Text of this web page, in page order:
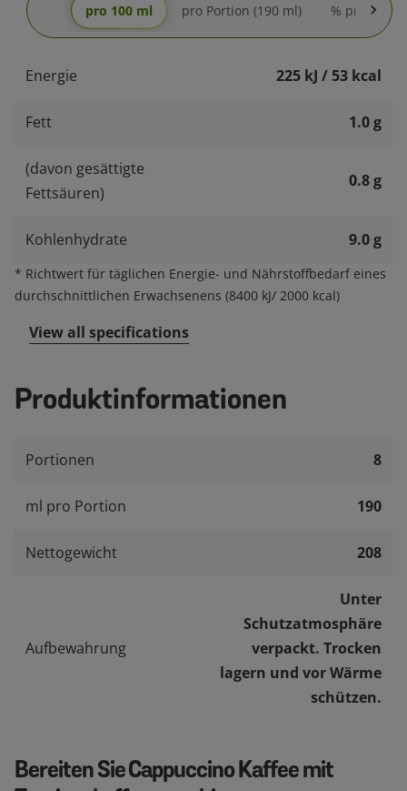
pro 100 ml pro Portion (190 ml) % pro
Energie 225 kJ / 53 kcal
Fett 1.0 g
(davon gesättigte
Fettsäuren)
0.8 g
Kohlenhydrate 9.0 g
* Richtwert für täglichen Energie- und Nährstoffbedarf eines
durchschnittlichen Erwachsenens (8400 kJ/ 2000 kcal)
View all specifications
Produktinformationen
Portionen 8
ml pro Portion 190
Nettogewicht 208
Aufbewahrung
Unter
Schutzatmosphäre
verpackt. Trocken
lagern und vor Wärme
schützen.
Bereiten Sie Cappuccino Kaffee mit